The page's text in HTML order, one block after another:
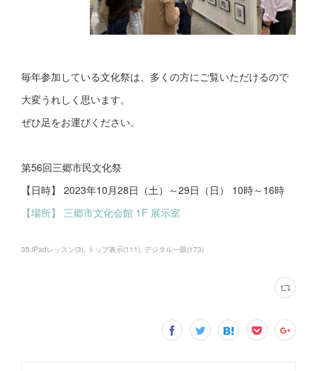
毎年参加している文化祭は、多くの方にご覧いただけるので
大変うれしく思います。
ぜひ足をお運びください。
第56回三郷市民文化祭
【日時】 2023年10月28日（土）～29日（日） 10時～16時
【場所】 三郷市文化会館 1F 展示室
35.iPadレッスン(3) トップ表示(111) デジタル一眼(173)